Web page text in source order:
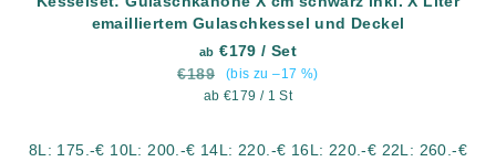
emailliertem Gulaschkessel und Deckel
ab €179/ Set
€189
(bis zu –17 %)
Verkaufspreis:
ab €179 / 1 St
8L: 175.-€ 10L: 200.-€ 14L: 220.-€ 16L: 220.-€ 22L: 260.-€